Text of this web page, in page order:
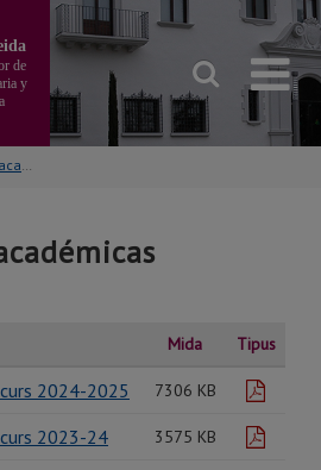
de
y
Mida Tipus
2024-2025 7306 KB pdf
2023-24 3575 KB pdf